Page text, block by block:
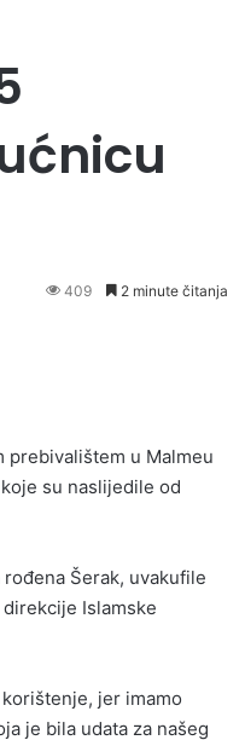
409 2 minute čitanja
prebivalištem u Malmeu
su naslijedile od
Šerak, uvakufile
Islamske
jer imamo
je bila udata za našeg